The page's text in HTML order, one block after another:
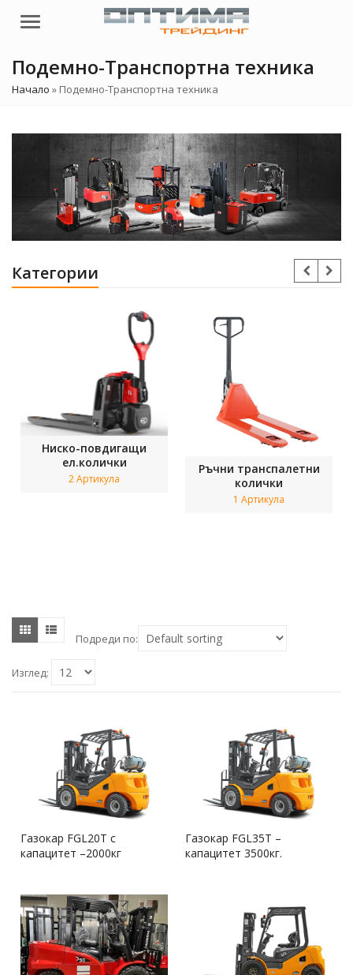
Menu
Подемно-Транспортна техника
Начало » Подемно-Транспортна техника
Категории
Ниско-повдигащи
ел.колички
2 Артикула
Ръчни транспалетни
колички
1 Артикула
Подреди по:
Изглед:
Газокар FGL20T с
капацитет –2000кг
Газокар FGL35T –
капацитет 3500кг.